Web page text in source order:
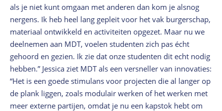
als je niet kunt omgaan met anderen dan kom je alsnog
nergens. Ik heb heel lang gepleit voor het vak burgerschap,
materiaal ontwikkeld en activiteiten opgezet. Maar nu we
deelnemen aan MDT, voelen studenten zich pas écht
gehoord en gezien. Ik zie dat onze studenten dit echt nodig
hebben.” Jessica ziet MDT als een versneller van innovaties:
“Het is een goede stimulans voor projecten die al langer op
de plank liggen, zoals modulair werken of het werken met
meer externe partijen, omdat je nu een kapstok hebt om